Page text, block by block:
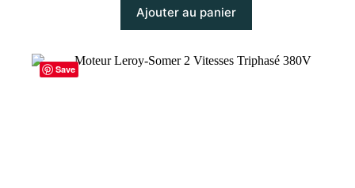
Ajouter au panier
Save